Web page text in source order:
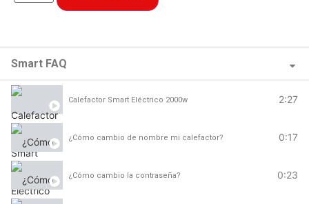
Smart FAQ
Calefactor Smart Eléctrico 2000w 2:27
¿Cómo cambio de nombre mi calefactor? 0:17
¿Cómo cambio la contraseña? 0:23